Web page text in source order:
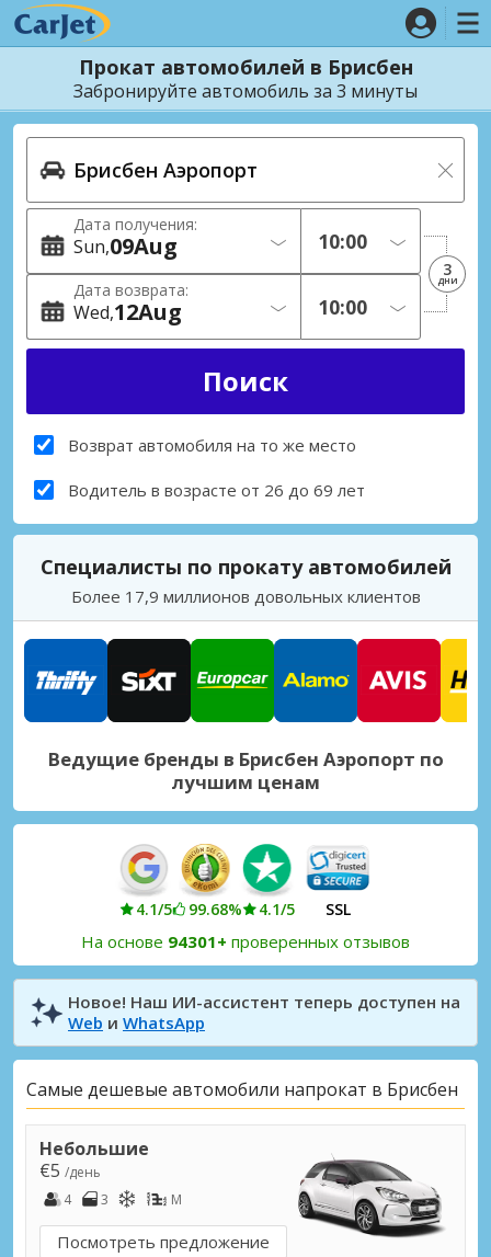
Прокат автомобилей в Брисбен
Забронируйте автомобиль за 3 минуты
Дата получения:
Sun 09Aug
Дата возврата:
Wed 12Aug
3
дни
Возврат автомобиля на то же место
Водитель в возрасте от 26 до 69 лет
Специалисты по прокату автомобилей
Более 17,9 миллионов довольных клиентов
Ведущие бренды в Брисбен Аэропорт по
лучшим ценам
4.1/5 99.68% 4.1/5 SSL
На основе 94301+ проверенных отзывов
Новое! Наш ИИ-ассистент теперь доступен на
Web и WhatsApp
Самые дешевые автомобили напрокат в Брисбен
Небольшие
€5 /день
4
3 M
Посмотреть предложение